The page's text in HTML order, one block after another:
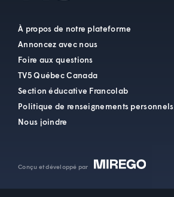
À propos de notre plateforme
Annoncez avec nous
Foire aux questions
TV5 Québec Canada
Section éducative Francolab
Politique de renseignements personnels
Nous joindre
Conçu et développé par